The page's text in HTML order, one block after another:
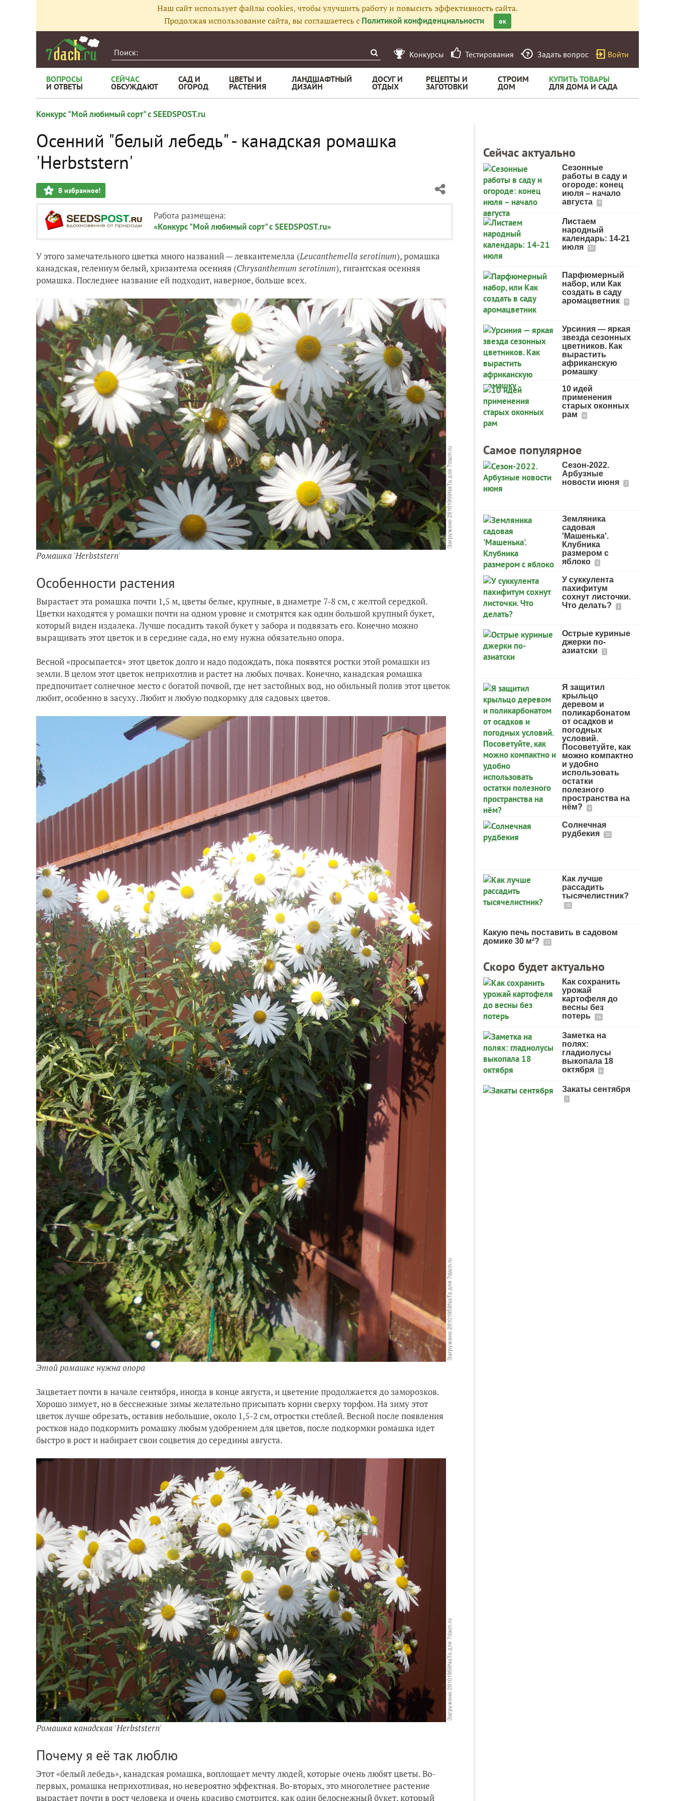
Наш сайт использует файлы cookies, чтобы улучшить работу и повысить эффективность сайта.
Продолжая использование сайта, вы соглашаетесь с Политикой конфиденциальности ок
Конкурсы Тестирования Задать вопрос Войти
ВОПРОСЫ
И ОТВЕТЫ
СЕЙЧАС
ОБСУЖДАЮТ
САД И
ОГОРОД
ЦВЕТЫ И
РАСТЕНИЯ
ЛАНДШАФТНЫЙ
ДИЗАЙН
ДОСУГ И
ОТДЫХ
РЕЦЕПТЫ И
ЗАГОТОВКИ
СТРОИМ
ДОМ
КУПИТЬ ТОВАРЫ
ДЛЯ ДОМА И САДА
Конкурс "Мой любимый сорт" с SEEDSPOST.ru
Осенний "белый лебедь" - канадская ромашка
'Herbststern'
В избранное!
Работа размещена:
«Конкурс "Мой любимый сорт" с SEEDSPOST.ru»
У этого замечательного цветка много названий — левкантемелла (Leucanthemella serotinum), ромашка
канадская, гелениум белый, хризантема осенняя (Chrysanthemum serotinum),гигантская осенняя
ромашка. Последнее название ей подходит, наверное, больше всех.
Ромашка'Herbststern'
Особенности растения
Вырастает эта ромашка почти 1,5 м, цветы белые, крупные, в диаметре 7-8 см, с желтой середкой.
Цветки находятся у ромашки почти на одном уровне и смотрятся как один большой крупный букет,
который виден издалека. Лучше посадить такой букет у забора и подвязать его. Конечно можно
выращивать этот цветок и в середине сада, но ему нужна обязательно опора.
Весной «просыпается» этот цветок долго и надо подождать, пока появятся ростки этой ромашки из
земли. В целом этот цветок неприхотлив и растет на любых почвах. Конечно, канадская ромашка
предпочитает солнечное место с богатой почвой, где нет застойных вод, но обильный полив этот цветок
любит, особенно в засуху. Любит и любую подкормку для садовых цветов.
Этой ромашке нужна опора
Зацветает почти в начале сентября, иногда в конце августа, и цветение продолжается до заморозков.
Хорошо зимует, но в бесснежные зимы желательно присыпать корни сверху торфом. На зиму этот
цветок лучше обрезать, оставив небольшие, около 1,5-2 см, отростки стеблей. Весной после появления
ростков надо подкормить ромашку любым удобрением для цветов, после подкормки ромашка идет
быстро в рост и набирает свои соцветия до середины августа.
Ромашка канадская 'Herbststern'
Почему я её так люблю
Этот «белый лебедь», канадская ромашка, воплощает мечту людей, которые очень любят цветы. Во-
первых, ромашка неприхотливая, но невероятно эффектная. Во-вторых, это многолетнее растение
вырастает почти в рост человека и очень красиво смотрится, как один белоснежный букет, который
Сейчас актуально
Сезонные
работы в саду и
огороде: конец
июля – начало
августа
9
Листаем
народный
календарь: 14-21
июля
31
Парфюмерный
набор, или Как
создать в саду
аромацветник
9
Урсиния — яркая
звезда сезонных
цветников. Как
вырастить
африканскую
ромашку
10 идей
применения
старых оконных
рам
6
Самое популярное
Сезон-2022.
Арбузные
новости июня
2
Земляника
садовая
'Машенька'.
Клубника
размером с
яблоко
8
У суккулента
пахифитум
сохнут листочки.
Что делать?
1
Острые куриные
джерки по-
азиатски
2
Я защитил
крыльцо
деревом и
поликарбонатом
от осадков и
погодных
условий.
Посоветуйте, как
можно компактно
и удобно
использовать
остатки
полезного
пространства на
нём?
4
Солнечная
рудбекия
20
Как лучше
рассадить
тысячелистник?
10
Какую печь поставить в садовом
домике 30 м²?
13
Скоро будет актуально
Как сохранить
урожай
картофеля до
весны без
потерь
16
Заметка на
полях:
гладиолусы
выкопала 18
октября
6
Закаты сентября
1